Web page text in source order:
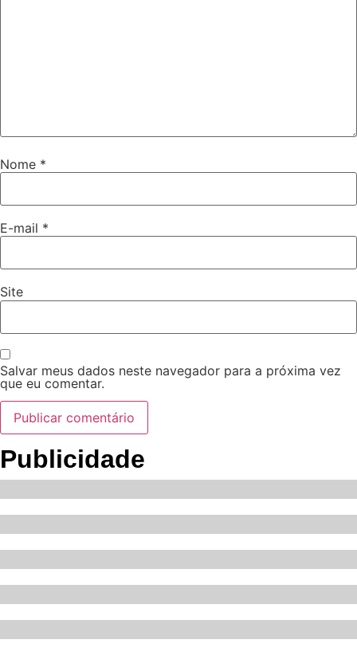
Nome *
E-mail *
Site
Salvar meus dados neste navegador para a próxima vez
que eu comentar.
Publicidade